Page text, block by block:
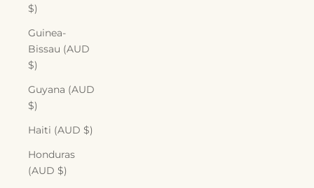
$)
Guinea-
Bissau (AUD
$)
Guyana (AUD
$)
Haiti (AUD $)
Honduras
(AUD $)